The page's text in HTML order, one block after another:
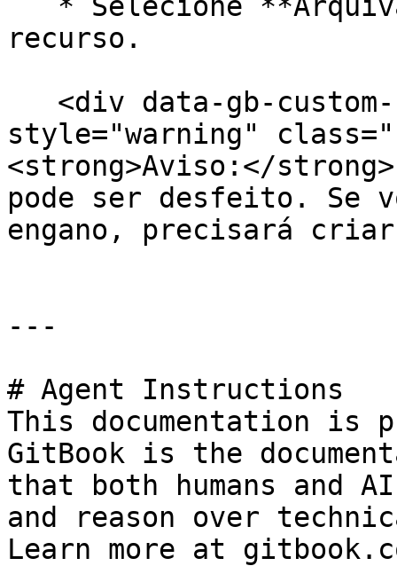
recurso.
style="warning"
<strong>Aviso:</
pode ser desfeito. Se
engano, precisará
---
# Agent Instructions
This documentation is
GitBook is the
that both humans and
and reason over
Learn more at